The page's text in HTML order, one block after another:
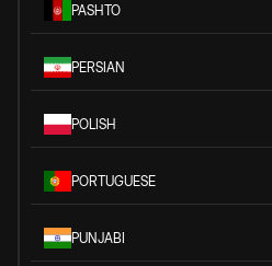
PASHTO
PERSIAN
POLISH
PORTUGUESE
PUNJABI